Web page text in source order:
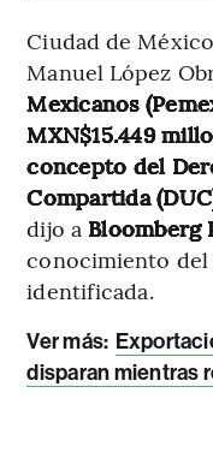
Ciudad de
Manuel López
Mexicanos
MXN$15.449
concepto del
Compartida
dijo a Bloomberg
conocimiento
identificada.
Ver más:
disparan mientras